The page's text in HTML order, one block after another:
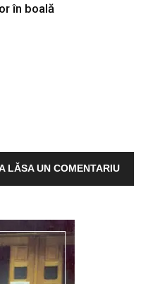
în boală
LĂSA UN COMENTARIU